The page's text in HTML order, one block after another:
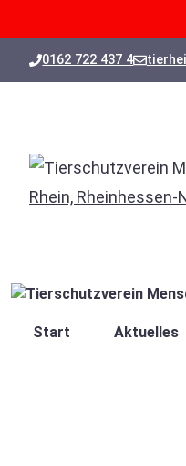
Inhalt
0162 722 437 4
Start Aktuelles